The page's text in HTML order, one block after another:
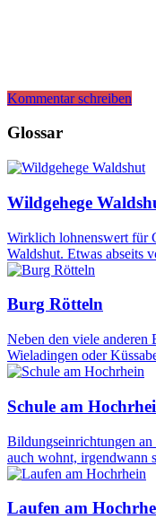
Kommentar schreiben
Glossar
Wildgehege
Wirklich lohnenswert für
Waldshut. Etwas abseits
Burg Rötteln
Neben den viele
Wieladingen oder
Schule am
Bildungseinrichtungen
auch wohnt, irgendwann
Laufen am